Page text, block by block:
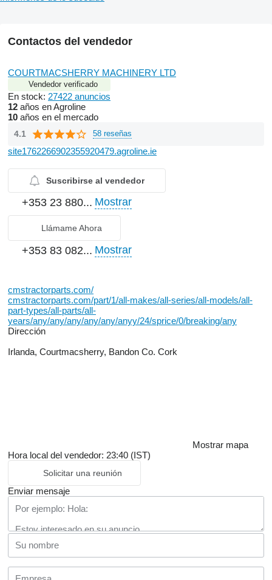
Contactos del vendedor
COURTMACSHERRY MACHINERY LTD
Vendedor verificado
En stock: 27422 anuncios
12 años en Agroline
10 años en el mercado
4.1 58 reseñas
site1762266902355920479.agroline.ie
Suscribirse al vendedor
+353 23 880... Mostrar
Llámame Ahora
+353 83 082... Mostrar
cmstractorparts.com/
cmstractorparts.com/part/1/all-makes/all-series/all-models/all-
part-types/all-parts/all-
years/any/any/any/any/any/anyy/24/sprice/0/breaking/any
Dirección
Irlanda, Courtmacsherry, Bandon Co. Cork
Mostrar mapa
Hora local del vendedor: 23:40 (IST)
Solicitar una reunión
Enviar mensaje